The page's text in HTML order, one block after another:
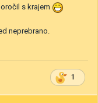
s krajem
neprebrano.
1